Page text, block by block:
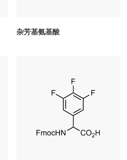
杂芳基氨基酸